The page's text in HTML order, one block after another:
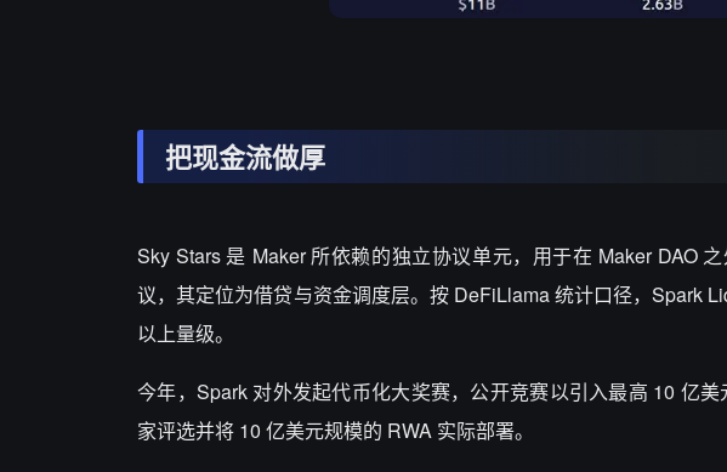
把现金流做厚
Sky Stars 是 Maker所依赖的独立协议单元，用于在 Maker DAO
议，其定位为借贷与资金调度层。按DeFiLlama统计口径，Spark
以上量级。
今年，Spark 对外发起代币化大奖赛，公开竞赛以引入最高 10 亿美
家评选并将 10亿美元规模的 RWA 实际部署。